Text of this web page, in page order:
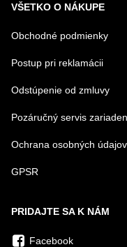
VŠETKO O NÁKUPE
Obchodné podmienky
Postup pri reklamácii
Odstúpenie od zmluvy
Pozáručný servis
Ochrana osobných údajov
GPSR
PRIDAJTE SA K NÁM
Facebook